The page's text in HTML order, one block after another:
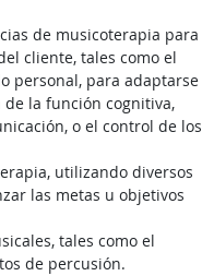
de musicoterapia para
cliente, tales como el
personal, para adaptarse
la función cognitiva,
o el control de los
utilizando diversos
las metas u objetivos
tales como el
de percusión.